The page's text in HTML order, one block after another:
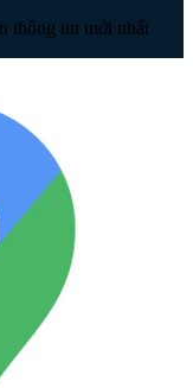
thông tin mới nhất